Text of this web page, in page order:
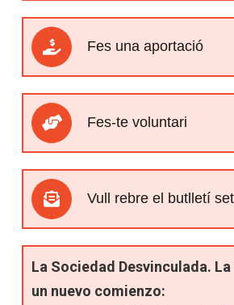
Fes una aportació
Fes-te voluntari
Vull rebre el butlletí
La Sociedad Desvinculada.
un nuevo comienzo: